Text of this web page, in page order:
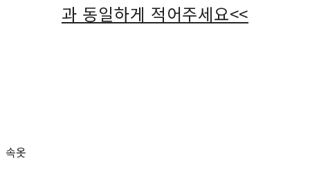
과 동일하게 적어주세요<<
속옷